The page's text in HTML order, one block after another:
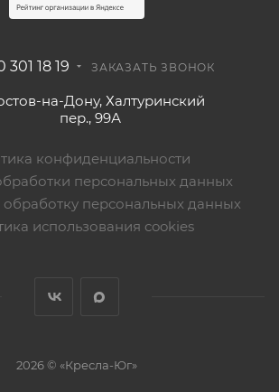
301 18 19 ЗАКАЗАТЬ ЗВОНОК
на-Дону, Халтуринский
пер., 99А
конфиденциальности
персональных данных
обработку персональных данных
использования cookies
2026 © «Кресла-Юг»